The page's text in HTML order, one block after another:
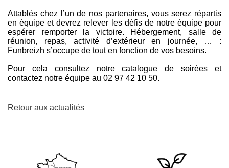
Attablés chez l’un de nos partenaires, vous serez répartis
en équipe et devrez relever les défis de notre équipe pour
espérer remporter la victoire. Hébergement, salle de
réunion, repas, activité d’extérieur en journée, … :
Funbreizh s’occupe de tout en fonction de vos besoins.
Pour cela consultez notre catalogue de soirées et
contactez notre équipe au 02 97 42 10 50.
Retour aux actualités